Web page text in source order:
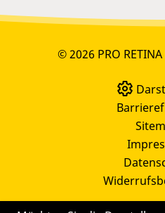
© 2026 PRO